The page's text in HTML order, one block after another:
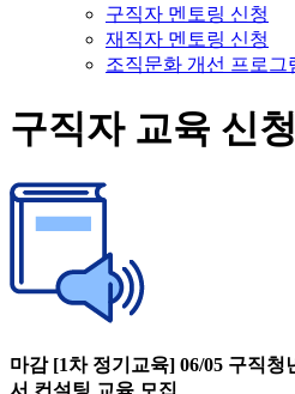
구직자 멘토링 신청
재직자 멘토링 신청
조직문화 개선 프로그
구직자 교육 신청
마감 [1차 정기교육] 06/05 구직청
서 컨설팅 교육 모집